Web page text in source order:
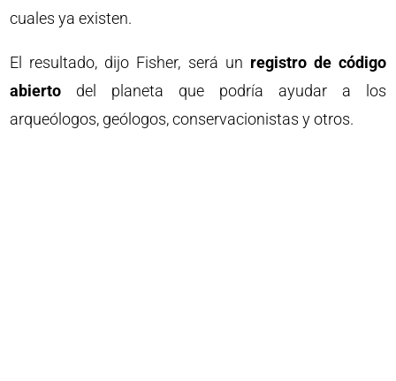
cuales ya existen.
El resultado, dijo Fisher, será un registro de código
abierto del planeta que podría ayudar a los
arqueólogos, geólogos, conservacionistas y otros.